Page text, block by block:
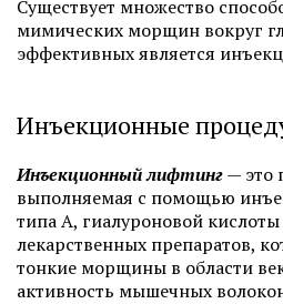
Существует множество
мимических морщин вокруг
эффективных является
Инъекционные
Инъекционный лифтинг— это
выполняемая с помощью
типа A, гиалуроновой
лекарственных препаратов,
тонкие морщины в области
активность мышечных